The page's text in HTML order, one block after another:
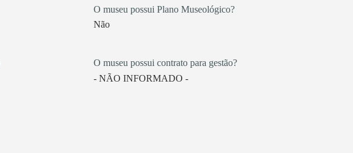
O museu possui Plano Museológico?
Não
O museu possui contrato para gestão?
- NÃO INFORMADO -